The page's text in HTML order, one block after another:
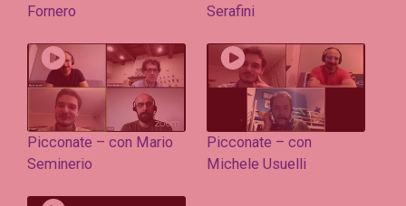
Fornero
Serafini
Picconate – con Mario
Seminerio
Picconate – con
Michele Usuelli